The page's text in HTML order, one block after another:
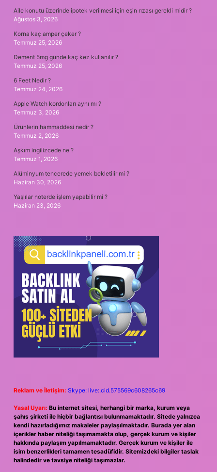
Aile konutu üzerinde ipotek verilmesi için eşin rızası gerekli midir ?
Ağustos 3, 2026
Korna kaç amper çeker ?
Temmuz 25, 2026
Dement 5mg günde kaç kez kullanılır ?
Temmuz 25, 2026
6 Feet Nedir ?
Temmuz 24, 2026
Apple Watch kordonları aynı mı ?
Temmuz 3, 2026
Ürünlerin hammaddesi nedir ?
Temmuz 2, 2026
Aşkım ingilizcede ne ?
Temmuz 1, 2026
Alüminyum tencerede yemek bekletilir mi ?
Haziran 30, 2026
Yaşlılar noterde işlem yapabilir mi ?
Haziran 23, 2026
Reklam ve İletişim: Skype: live:.cid.575569c608265c69
Yasal Uyarı: Bu internet sitesi, herhangi bir marka, kurum veya
şahıs şirketi ile hiçbir bağlantısı bulunmamaktadır. Sitede yalnızca
kendi hazırladığımız makaleler paylaşılmaktadır. Burada yer alan
içerikler haber niteliği taşımamakta olup, gerçek kurum ve kişiler
hakkında paylaşım yapılmamaktadır. Gerçek kurum ve kişiler ile
isim benzerlikleri tamamen tesadüfidir. Sitemizdeki bilgiler taslak
halindedir ve tavsiye niteliği taşımazlar.